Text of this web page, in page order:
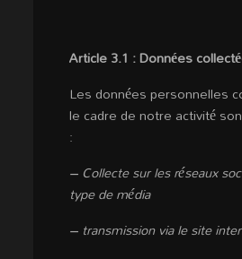
Article 3.1 : Données
Les données personnelles
le cadre de notre activité
:
– Collecte sur les réseaux
type de média
– transmission via le site